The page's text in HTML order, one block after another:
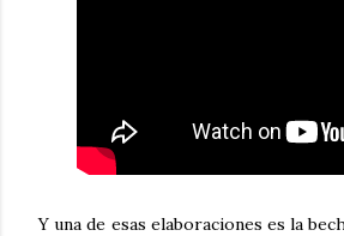
Y una de esas elaboraciones es la